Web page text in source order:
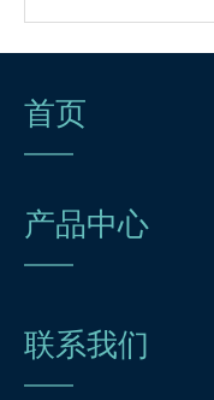
首页
产品中心
联系我们